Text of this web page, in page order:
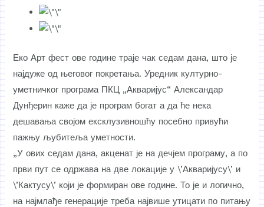
Еко Арт фест ове године траје чак седам дана, што је
најдуже од његовог покретања. Уредник културно-
уметничког програма ПКЦ „Акваријус“ Александар
Дунђерин каже да је програм богат а да ће нека
дешавања својом ексклузивношћу посебно привући
пажњу љубитеља уметности.
„У ових седам дана, акценат је на дечјем програму, а по
први пут се одржава на две локације у \’Акваријусу\’ и
\’Кактусу\’ који је формиран ове године. То је и логично,
на најмлађе генерације треба највише утицати по питању